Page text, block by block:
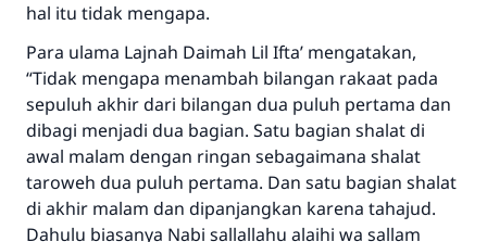
hal itu tidak mengapa.
Para ulama Lajnah Daimah Lil Ifta’ mengatakan,
“Tidak mengapa menambah bilangan rakaat pada
sepuluh akhir dari bilangan dua puluh pertama dan
dibagi menjadi dua bagian. Satu bagian shalat di
awal malam dengan ringan sebagaimana shalat
taroweh dua puluh pertama. Dan satu bagian shalat
di akhir malam dan dipanjangkan karena tahajud.
Dahulu biasanya Nabi sallallahu alaihi wa sallam